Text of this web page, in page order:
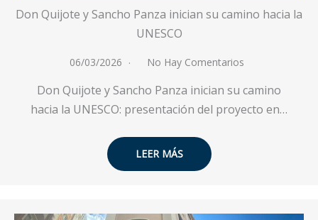
Don Quijote y Sancho Panza inician su camino hacia la
UNESCO
06/03/2026 No Hay Comentarios
Don Quijote y Sancho Panza inician su camino
hacia la UNESCO: presentación del proyecto en…
LEER MÁS